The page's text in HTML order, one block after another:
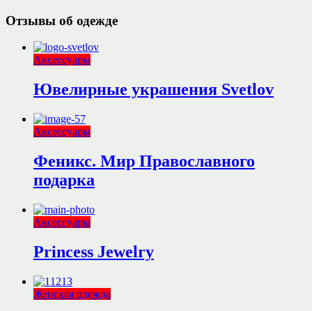
Отзывы об одежде
Аксессуары
Ювелирные украшения Svetlov
Аксессуары
Феникс. Мир Православного
подарка
Аксессуары
Princess Jewelry
Женская одежда